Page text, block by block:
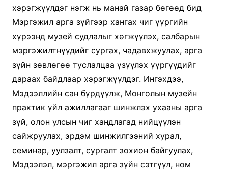
хэрэгжүүлдэг нэгж нь манай газар бөгөөд бид
Мэргэжил арга зүйгээр хангах чиг үүргийн
хүрээнд музей судлалыг хөгжүүлэх, салбарын
мэргэжилтнүүдийг сургах, чадавхжуулах, арга
зүйн зөвлөгөө туслалцаа үзүүлэх үүргүүдийг
дараах байдлаар хэрэгжүүлдэг. Ингэхдээ,
Мэдээллийн сан бүрдүүлж, Монголын музейн
практик үйл ажиллагааг шинжлэх ухааны арга
зүй, олон улсын чиг хандлагад нийцүүлэн
сайжруулах, эрдэм шинжилгээний хурал,
семинар, уулзалт, сургалт зохион байгуулах,
Мэдээлэл, мэргэжил арга зүйн сэтгүүл, ном